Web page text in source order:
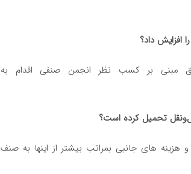
افزایش داد؟
مبنی بر کسب نظر انجمن صنفی اقدام به
تحمیل کرده است؟
به ۱۲۰ درصد ولی جو روانی و هزینه های جانبی بمراتب بیشتر از اینها به صنف